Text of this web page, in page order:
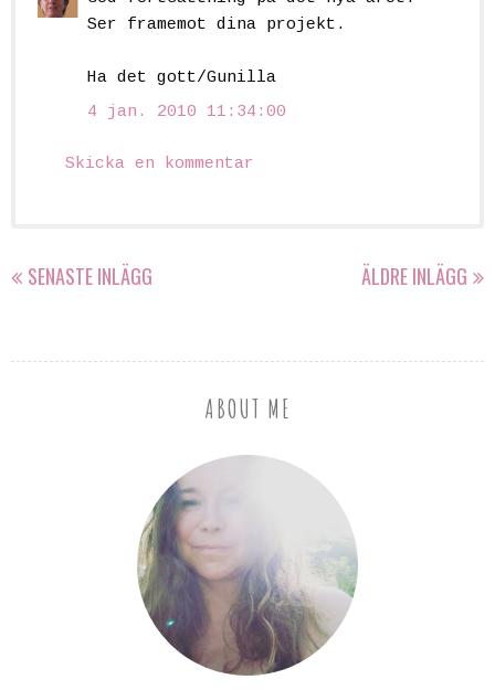
Ser framemot dina projekt.
Ha det gott/Gunilla
4 jan. 2010 11:34:00
Skicka en kommentar
SENASTE INLÄGG ÄLDRE INLÄGG
ABOUT ME